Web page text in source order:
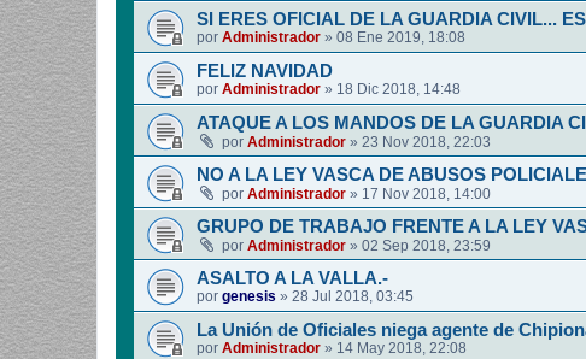
SI ERES OFICIAL DE LA GUARDIA CIVIL...
por Administrador » 08 Ene 2019, 18:08
FELIZ NAVIDAD
por Administrador » 18 Dic 2018, 14:48
ATAQUE A LOS MANDOS DE LA GUARDIA
por Administrador » 23 Nov 2018, 22:03
NO A LA LEY VASCA DE ABUSOS
por Administrador » 17 Nov 2018, 14:00
GRUPO DE TRABAJO FRENTE A LA LEY
por Administrador » 02 Sep 2018, 23:59
ASALTO A LA VALLA.-
por genesis » 28 Jul 2018, 03:45
La Unión de Oficiales niega agente de
por Administrador » 14 May 2018, 22:08